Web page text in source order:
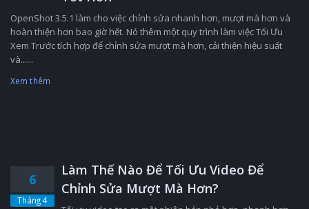
OpenShot 3.5.1 làm cho việc chỉnh sửa nhanh hơn, mượt mà hơn và
hoàn thiện hơn bao giờ hết. Nó thêm một quy trình làm việc Tối Ưu
Xem Trước tích hợp để chỉnh sửa mượt mà hơn, cải thiện hiệu suất
và......
Xem thêm
6
Tháng 4
Làm Thế Nào Để Tối Ưu Video Để
Chỉnh Sửa Mượt Mà Hơn?